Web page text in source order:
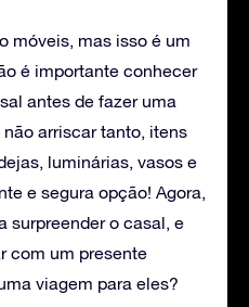
móveis, mas isso é um
é importante conhecer
antes de fazer uma
arriscar tanto, itens
luminárias, vasos e
e segura opção! Agora,
surpreender o casal, e
com um presente
viagem para eles?